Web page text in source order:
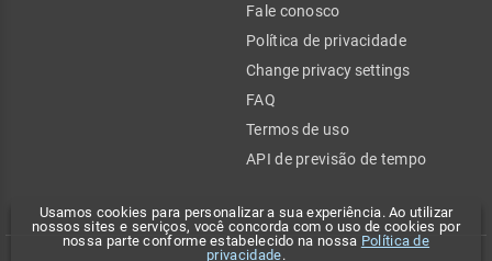
Usamos cookies para personalizar a sua experiência. Ao utilizar
nossos sites e serviços, você concorda com o uso de cookies por
nossa parte conforme estabelecido na nossa Política de
privacidade.
Fale conosco
Política de privacidade
Change privacy settings
FAQ
Termos de uso
API de previsão de tempo